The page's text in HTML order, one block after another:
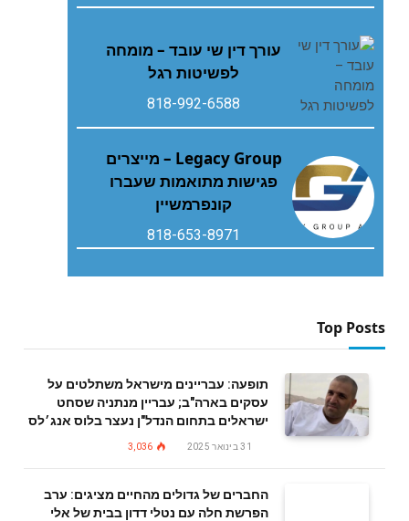
עורך דין שי עובד – מומחה
לפשיטות רגל
818-992-6588
Legacy Group – מייצרים
פגישות מתואמות שעברו
קונפרמשיין
818-653-8971
Top Posts
תופעה: עבריינים מישראל משתלטים על
עסקים בארה"ב; עבריין מנתניה שסחט
ישראלים בתחום הנדל"ן נעצר בלוס אנג׳לס
31 בינואר 2025 3,036
החברים של גדולים מהחיים מציגים: ערב
הפרשת חלה עם נטלי דדון בבית של אלי